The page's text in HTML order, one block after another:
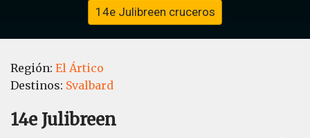
14e Julibreen cruceros
Región: El Ártico
Destinos: Svalbard
14e Julibreen